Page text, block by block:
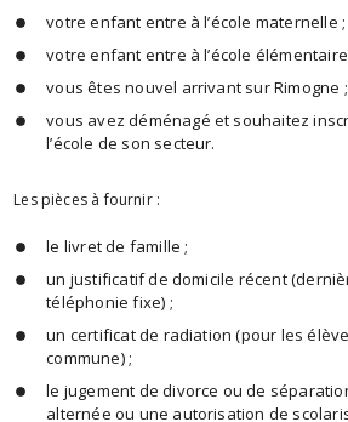
votre enfant entre à l’école maternelle ;
votre enfant entre à l’école
vous êtes nouvel arrivant sur Rimogne ;
vous avez déménagé et souhaitez
l’école de son secteur.
Les pièces à fournir :
le livret de famille ;
un justificatif de domicile récent
téléphonie fixe) ;
un certificat de radiation (pour les
commune) ;
le jugement de divorce ou de
alternée ou une autorisation de